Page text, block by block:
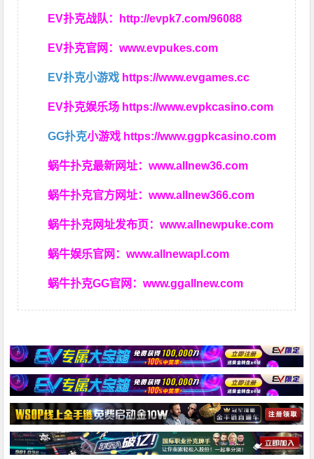
EV扑克战队： http://evpk7.com/96088
EV扑克官网：www.evpukes.com
EV扑克小游戏 https://www.evgames.cc
EV扑克娱乐场 https://www.evpkcasino.com
GG扑克小游戏 https://www.ggpkcasino.com
蜗牛扑克最新网址：www.allnew36.com
蜗牛扑克官方网址：www.allnew366.com
蜗牛扑克网址发布页：www.allnewpuke.com
蜗牛娱乐官网：www.allnewapl.com
蜗牛扑克GG官网：www.ggallnew.com